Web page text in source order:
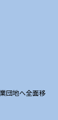
団地へ全面移